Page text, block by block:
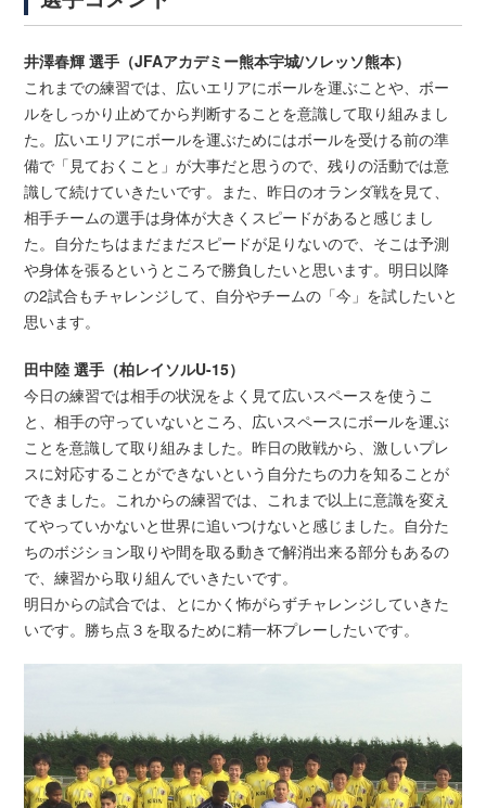
井澤春輝 選手（JFAアカデミー熊本宇城/ソレッソ熊本）
これまでの練習では、広いエリアにボールを運ぶことや、ボー
ルをしっかり止めてから判断することを意識して取り組みまし
た。広いエリアにボールを運ぶためにはボールを受ける前の準
備で「見ておくこと」が大事だと思うので、残りの活動では意
識して続けていきたいです。また、昨日のオランダ戦を見て、
相手チームの選手は身体が大きくスピードがあると感じまし
た。自分たちはまだまだスピードが足りないので、そこは予測
や身体を張るというところで勝負したいと思います。明日以降
の2試合もチャレンジして、自分やチームの「今」を試したいと
思います。
田中陸 選手（柏レイソルU-15）
今日の練習では相手の状況をよく見て広いスペースを使うこ
と、相手の守っていないところ、広いスペースにボールを運ぶ
ことを意識して取り組みました。昨日の敗戦から、激しいプレ
スに対応することができないという自分たちの力を知ることが
できました。これからの練習では、これまで以上に意識を変え
てやっていかないと世界に追いつけないと感じました。自分た
ちのボジション取りや間を取る動きで解消出来る部分もあるの
で、練習から取り組んでいきたいです。
明日からの試合では、とにかく怖がらずチャレンジしていきた
いです。勝ち点３を取るために精一杯プレーしたいです。